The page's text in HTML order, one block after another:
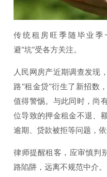
传统租房旺季随毕业
避“坑”受各方关注。
人民网房产近期调查发现
路“租金贷”衍生了新招数
值得警惕。与此同时，尚
位导致的押金租金不退、
逾期、贷款被拒等问题，依
律师提醒租客，应审慎判
路陷阱，远离不规范中介。